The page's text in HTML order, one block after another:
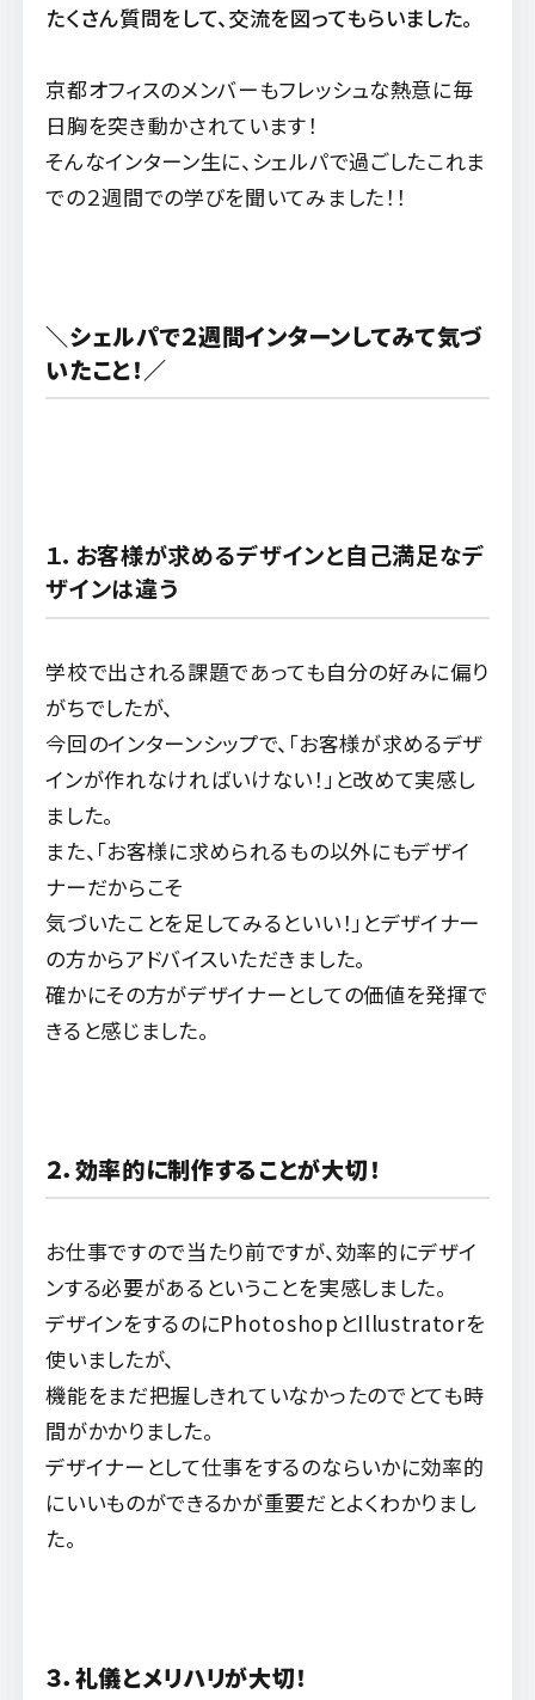
たくさん質問をして、交流を図ってもらいました。
京都オフィスのメンバーもフレッシュな熱意に毎
日胸を突き動かされています！
そんなインターン生に、シェルパで過ごしたこれま
での２週間での学びを聞いてみました！！
＼シェルパで２週間インターンしてみて気づ
いたこと！／
１．お客様が求めるデザインと自己満足なデ
ザインは違う
学校で出される課題であっても自分の好みに偏り
がちでしたが、
今回のインターンシップで、「お客様が求めるデザ
インが作れなければいけない！」と改めて実感し
ました。
また、「お客様に求められるもの以外にもデザイ
ナーだからこそ
気づいたことを足してみるといい！」とデザイナー
の方からアドバイスいただきました。
確かにその方がデザイナーとしての価値を発揮で
きると感じました。
２．効率的に制作することが大切！
お仕事ですので当たり前ですが、効率的にデザイ
ンする必要があるということを実感しました。
デザインをするのにPhotoshopとIllustratorを
使いましたが、
機能をまだ把握しきれていなかったのでとても時
間がかかりました。
デザイナーとして仕事をするのならいかに効率的
にいいものができるかが重要だとよくわかりまし
た。
３．礼儀とメリハリが大切！